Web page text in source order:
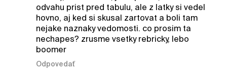
odvahu prist pred tabulu, ale z latky si vedel
hovno, aj ked si skusal zartovat a boli tam
nejake naznaky vedomosti. co prosim ta
nechapes? zrusme vsetky rebricky, lebo
boomer
Odpovedať